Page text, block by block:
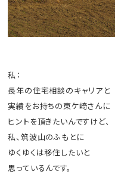
私：
長年の住宅相談のキャリアと
実績をお持ちの東ケ崎さんに
ヒントを頂きたいんですけど、
私、筑波山のふもとに
ゆくゆくは移住したいと
思っているんです。